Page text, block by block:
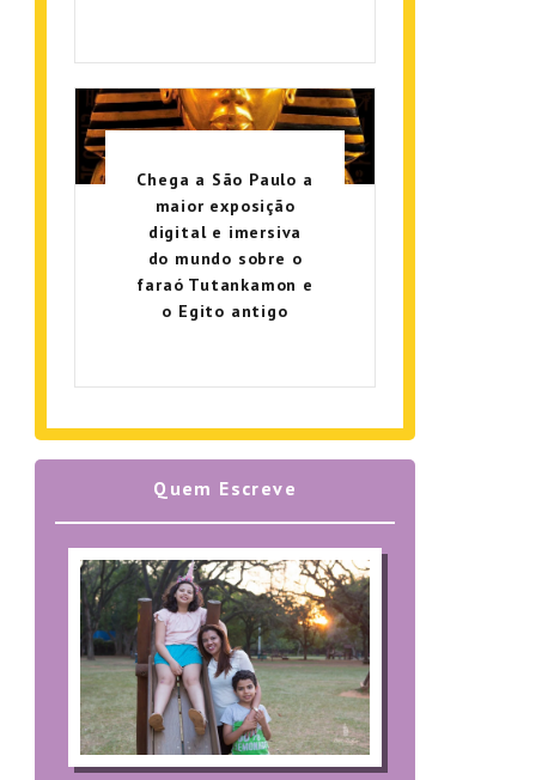
Chega a São Paulo a
maior exposição
digital e imersiva
do mundo sobre o
faraó Tutankamon e
o Egito antigo
Quem Escreve